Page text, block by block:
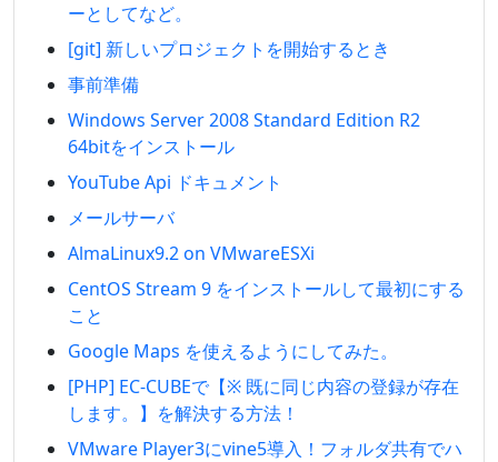
ーとしてなど。
[git] 新しいプロジェクトを開始するとき
事前準備
Windows Server 2008 Standard Edition R2
64bitをインストール
YouTube Api ドキュメント
メールサーバ
AlmaLinux9.2 on VMwareESXi
CentOS Stream 9 をインストールして最初にする
こと
Google Maps を使えるようにしてみた。
[PHP] EC-CUBEで【※ 既に同じ内容の登録が存在
します。】を解決する方法！
VMware Player3にvine5導入！フォルダ共有でハ